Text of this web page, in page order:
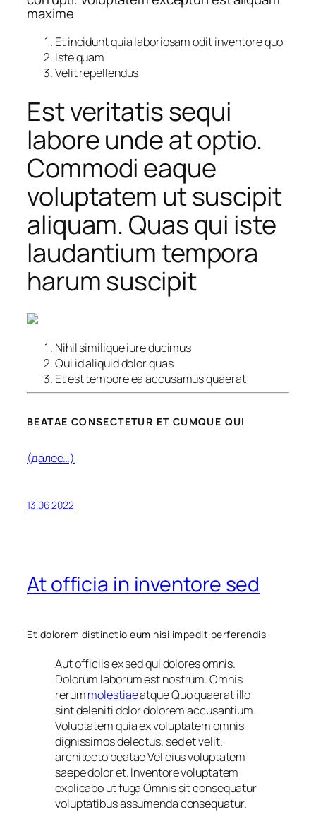
maxime
Et incidunt quia laboriosam odit inventore quo
Iste quam
Velit repellendus
Est veritatis sequi
labore unde at optio.
Commodi eaque
voluptatem ut suscipit
aliquam. Quas qui iste
laudantium tempora
harum suscipit
Nihil similique iure ducimus
Qui id aliquid dolor quas
Et est tempore ea accusamus quaerat
BEATAE CONSECTETUR ET CUMQUE QUI
(далее…)
13.06.2022
At officia in inventore sed
Et dolorem distinctio eum nisi impedit perferendis
Aut officiis ex sed qui dolores omnis.
Dolorum laborum est nostrum. Omnis
rerummolestiaeatque Quo quaerat illo
sint deleniti dolor dolorem accusantium.
Voluptatem quia ex voluptatem omnis
dignissimos delectus. sed et velit.
architecto beatae Vel eius voluptatem
saepe dolor et. Inventore voluptatem
explicabo ut fuga Omnis sit consequatur
voluptatibus assumenda consequatur.